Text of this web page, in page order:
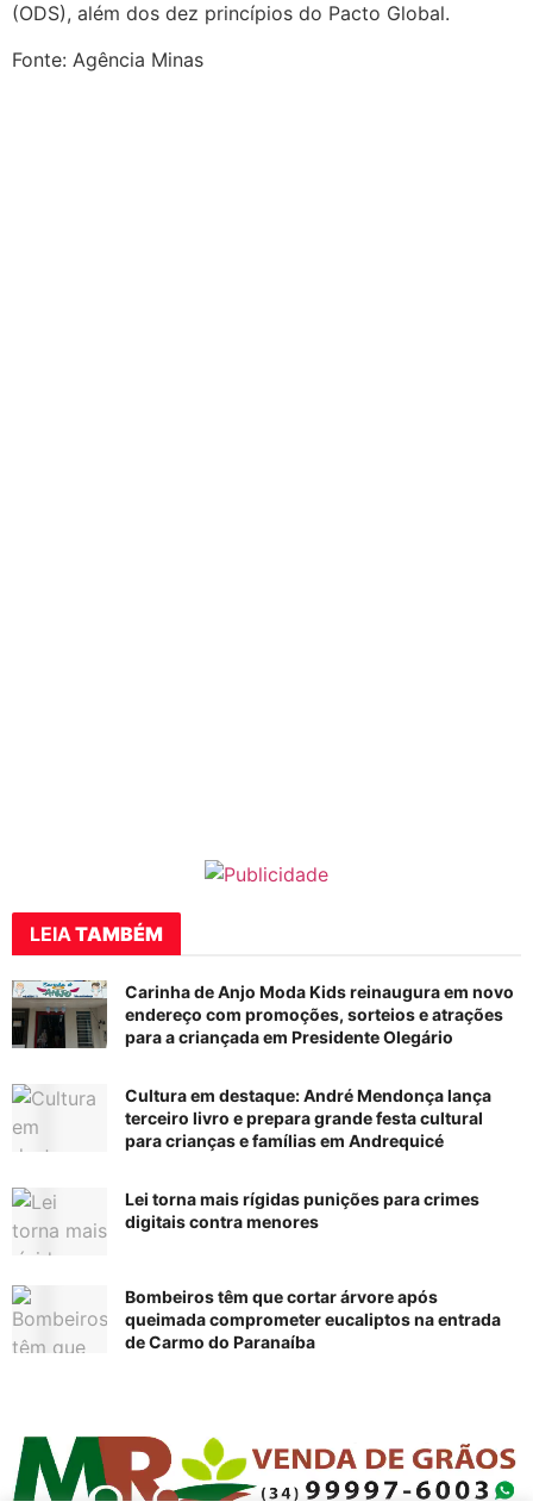
(ODS), além dos dez princípios do Pacto Global.
Fonte: Agência Minas
LEIATAMBÉM
Carinha de Anjo Moda Kids reinaugura em novo
endereço com promoções, sorteios e atrações
para a criançada em Presidente Olegário
Cultura em destaque: André Mendonça lança
terceiro livro e prepara grande festa cultural
para crianças e famílias em Andrequicé
Lei torna mais rígidas punições para crimes
digitais contra menores
Bombeiros têm que cortar árvore após
queimada comprometer eucaliptos na entrada
de Carmo do Paranaíba